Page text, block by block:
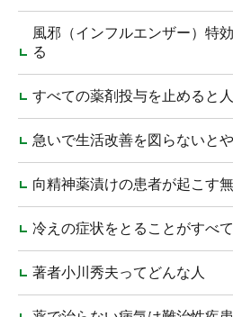
風邪（インフルエンザー）特
る
すべての薬剤投与を止めると
急いで生活改善を図らないと
向精神薬漬けの患者が起こす
冷えの症状をとることがすべて
著者小川秀夫ってどんな人